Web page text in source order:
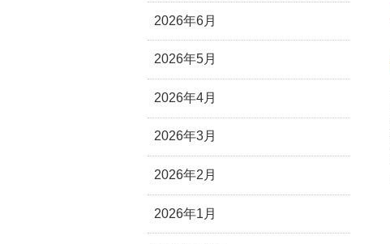
2026年6月
2026年5月
2026年4月
2026年3月
2026年2月
2026年1月